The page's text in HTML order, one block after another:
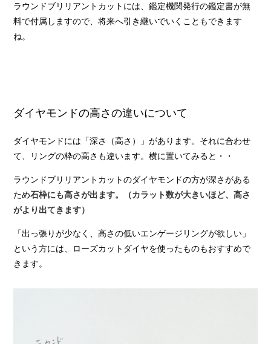
ラウンドブリリアントカットには、鑑定機関発行の鑑定書が無
料で付属しますので、将来へ引き継いでいくこともできます
ね。
ダイヤモンドの高さの違いについて
ダイヤモンドには「深さ（高さ）」があります。それに合わせ
て、リングの枠の高さも違います。横に置いてみると・・
ラウンドブリリアントカットのダイヤモンドの方が深さがある
ため石枠にも高さが出ます。（カラット数が大きいほど、高さ
がより出てきます）
「出っ張りが少なく、高さの低いエンゲージリングが欲しい」
という方には、ローズカットダイヤを使ったものもおすすめで
きます。